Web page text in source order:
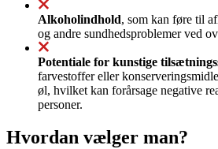
Alkoholindhold, som kan føre til
og andre sundhedsproblemer ved
Potentiale for kunstige
farvestoffer eller
øl, hvilket kan forårsage negative
personer.
Hvordan vælger man?